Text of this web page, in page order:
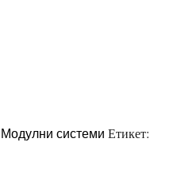
системи Етикет: